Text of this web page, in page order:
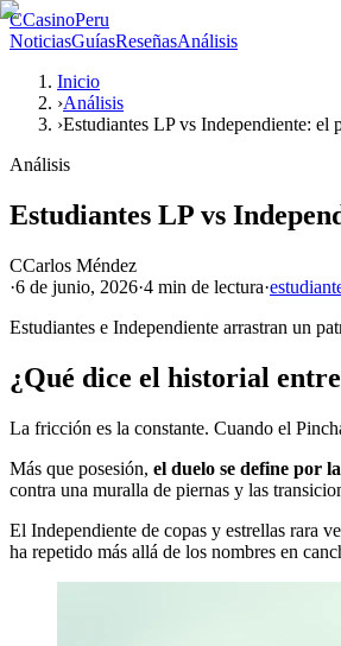
CCasinoPeru
NoticiasGuíasReseñasAnálisis
Inicio
›Análisis
›Estudiantes LP vs Independiente: el
Análisis
Estudiantes LP vs
CCarlos Méndez
·6 de junio, 2026·4 min de lectura·
Estudiantes e Independiente arrastran un
¿Qué dice el historial
La fricción es la constante. Cuando el
Más que posesión, el duelo se define por
contra una muralla de piernas y las
El Independiente de copas y estrellas rara
ha repetido más allá de los nombres en